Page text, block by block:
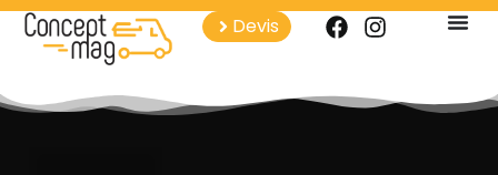
Devis